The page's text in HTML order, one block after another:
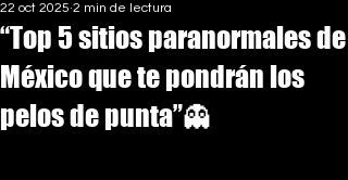
“Top 5 sitios paranormales de
México que te pondrán los
pelos de punta”👻
22 oct 2025 2 min de lectura